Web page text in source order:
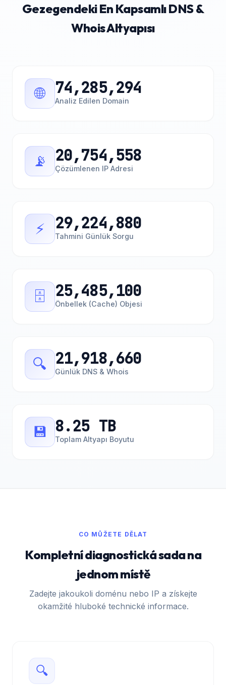
Gezegendeki En Kapsamlı DNS &
Whois Altyapısı
🌐 74,285,294
Analiz Edilen Domain
📡 20,754,558
Çözümlenen IP Adresi
⚡ 29,224,880
Tahmini Günlük Sorgu
🗄️ 25,485,100
Önbellek (Cache) Objesi
🔍 21,918,660
Günlük DNS & Whois
💾 8.25 TB
Toplam Altyapı Boyutu
CO MŮŽETE DĚLAT
Kompletní diagnostická sada na
jednom místě
Zadejte jakoukoli doménu nebo IP a získejte
okamžité hluboké technické informace.
🔍